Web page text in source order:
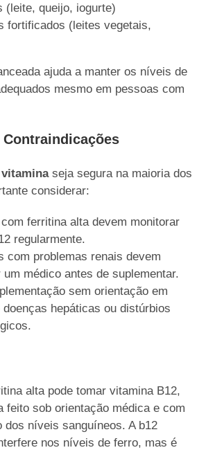
(leite, queijo, iogurte)
fortificados (leites vegetais,
ajuda a manter os níveis de
mesmo em pessoas com
Contraindicações
vitaminaseja segura na maioria dos
considerar:
ferritina alta devem monitorar
regularmente.
com problemas renais devem
um médico antes de suplementar.
sem orientação em
hepáticas ou distúrbios
alta pode tomar vitamina B12,
feito sob orientação médica e com
dos níveis sanguíneos. A b12
nos níveis de ferro, mas é